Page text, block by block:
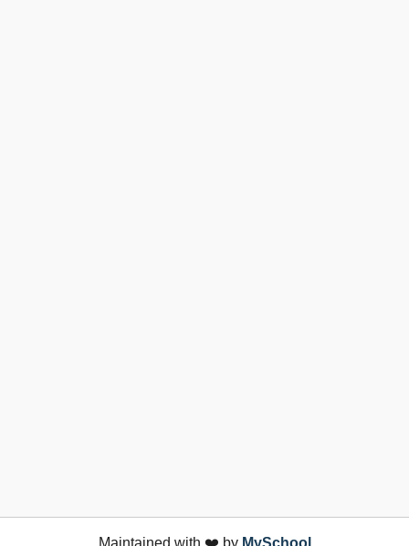
Maintained with ❤️ by MySchool